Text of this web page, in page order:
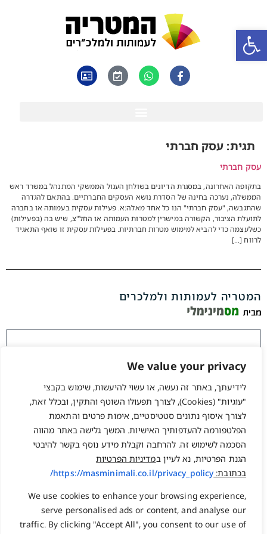
פתח סרגל נגישות
We value your privacy
לידיעתך, באתר זה נעשה, או עשוי להיעשות, שימוש בקבצי
"עוגיות" (Cookies), לצורך תפעולו השוטף והתקין, ובכלל זאת,
לצורך איסוף נתונים סטטיסטיים, אימות פרטים והתאמת
הפלטפורמה להעדפותיך האישיות. המשך גלישה באתר מהווה
הסכמה לשימוש זה. להרחבה וקבלת מידע נוסף בקשר להיבטי
הגנת הפרטיות, נא לעיין במדיניות הפרטיות
בכתובת: https://masminimali.co.il/privacy_policy/
We use cookies to enhance your browsing experience,
serve personalised ads or content, and analyse our
traffic. By clicking "Accept All", you consent to our use of
תגית: עסק חברתי
עסק חברתי
בתקופה האחרונה, במסגרת הדיונים בשולחן העגול הממשקי המתנהל במשרד ראש
הממשלה, נערכה בחינה של הסדרת נושא העסקים החברתיים. בהתאם להגדרה
שהתגבשה, "עסק חברתי" הנו כל אחד מאלה:א. פעילות עסקית בעמותה או בחברה
לתועלת הציבור, הקשורה במישרין למטרות העמותה או החל"צ, שיש בה (בפעילות)
כשלעצמה כדי להביא למימוש מטרות חברתיות. בפעילות עסקית זו שואף התאגיד
לרווח […]
המטריה לעמותות ולמלכרים
זכור אותי
התחברות
המלאכה 17, בנימינה
ת.ד. 1584 גבעת עדה 3780800
משרד: 077-2231222
פקס : 03-5098131
ראשי